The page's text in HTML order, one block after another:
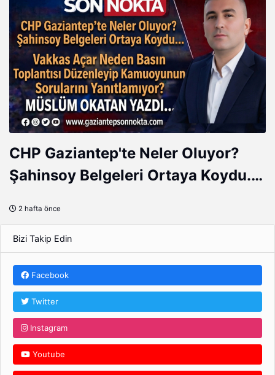
CHP Gaziantep'te Neler Oluyor?
Şahinsoy Belgeleri Ortaya Koydu...
Sorularını Yanıtlamıyor?
2 hafta önce
Bizi Takip Edin
Facebook
Twitter
Instagram
Youtube